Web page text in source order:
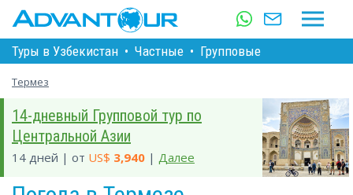
Туры в Узбекистан • Частные • Групповые
Термез
14-дневный Групповой тур по
Центральной Азии
14 дней | от US$ 3,940 | Далее